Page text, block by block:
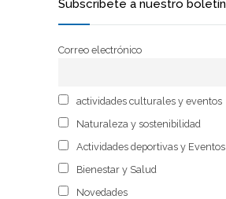
Subscribete a nuestro boletín
Correo electrónico
actividades culturales y eventos
Naturaleza y sostenibilidad
Actividades deportivas y Eventos
Bienestar y Salud
Novedades